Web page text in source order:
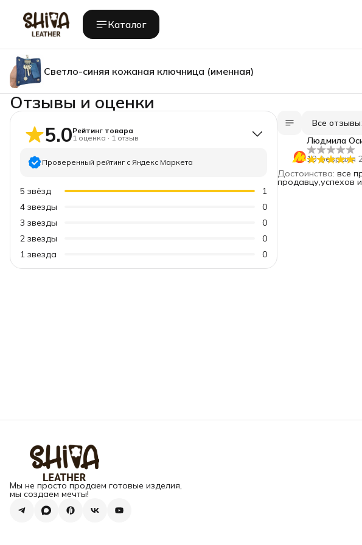
Каталог
Светло-синяя кожаная ключница (именная)
Отзывы и оценки
5.0Рейтинг товара
1 оценка · 1 отзыв
Проверенный рейтинг с Яндекс Маркета
5 звёзд
1
4 звезды
0
3 звезды
0
2 звезды
0
1 звезда 0
Все отзывы
Людмила
10 февраля
Достоинства: все
продавцу,успехов
Мы не просто продаем готовые изделия,
мы создаем мечты!